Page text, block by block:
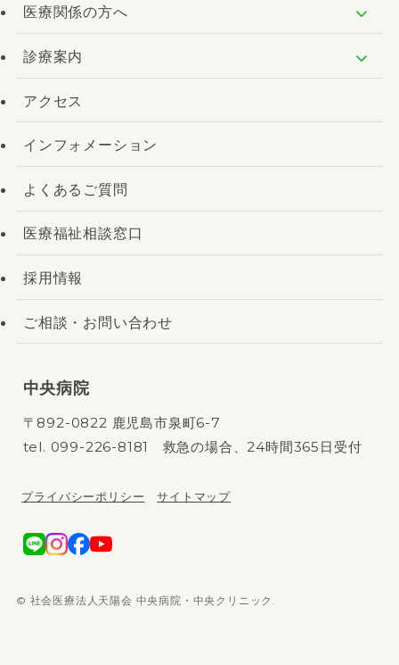
医療関係の方へ
診療案内
アクセス
インフォメーション
よくあるご質問
医療福祉相談窓口
採用情報
ご相談・お問い合わせ
中央病院
〒892-0822 鹿児島市泉町6-7
tel. 099-226-8181 救急の場合、24時間365日受付
プライバシーポリシー サイトマップ
© 社会医療法人天陽会 中央病院・中央クリニック.